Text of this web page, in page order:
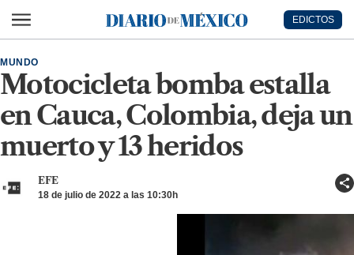
Diario de México
EDICTOS
Motocicleta bomba estalla
en Cauca, Colombia, deja un
muerto y 13 heridos
MUNDO
EFE
18 de julio de 2022 a las 10:30h